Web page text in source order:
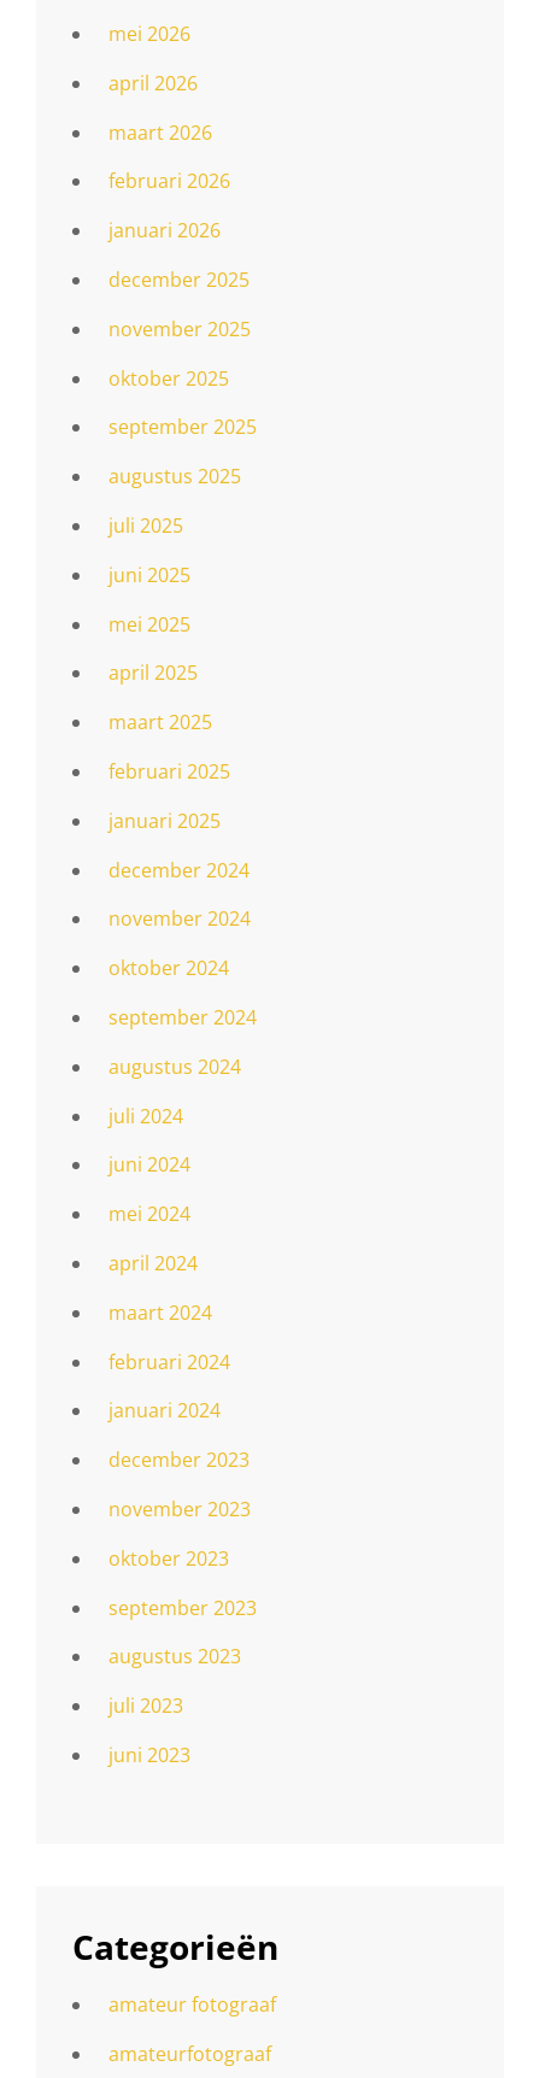
mei 2026
april 2026
maart 2026
februari 2026
januari 2026
december 2025
november 2025
oktober 2025
september 2025
augustus 2025
juli 2025
juni 2025
mei 2025
april 2025
maart 2025
februari 2025
januari 2025
december 2024
november 2024
oktober 2024
september 2024
augustus 2024
juli 2024
juni 2024
mei 2024
april 2024
maart 2024
februari 2024
januari 2024
december 2023
november 2023
oktober 2023
september 2023
augustus 2023
juli 2023
juni 2023
Categorieën
amateur fotograaf
amateurfotograaf